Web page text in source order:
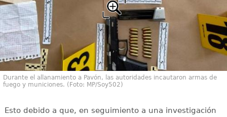
Durante el allanamiento a Pavón, las autoridades incautaron armas de
fuego y municiones. (Foto: MP/Soy502)
Esto debido a que, en seguimiento a una investigación